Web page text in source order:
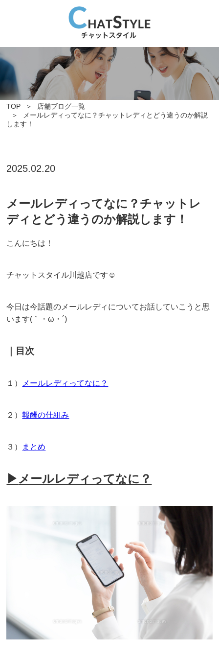
TOP
店舗ブログ一覧
メールレディってなに？チャットレディとどう違うのか解説
します！
2025.02.20
メールレディってなに？チャットレ
ディとどう違うのか解説します！
こんにちは！
チャットスタイル川越店です☺
今日は今話題のメールレディについてお話していこうと思
います(｀・ω・´)
｜目次
１） メールレディってなに？
２）報酬の仕組み
３） まとめ
▶ メールレディってなに？